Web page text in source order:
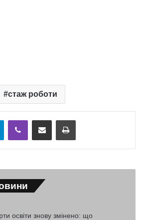
стаж роботи
TelegramViber Надіслати електронною поштоюНадрукувати
освіти знову змінено: що